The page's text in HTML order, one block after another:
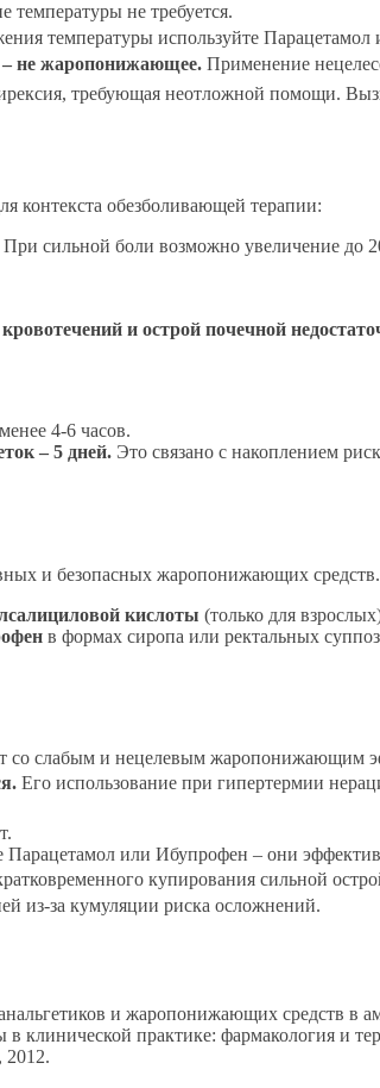
температуры не требуется.
температуры используйте
– не жаропонижающее. Применение
требующая неотложной помощи.
контекста обезболивающей терапии:
При сильной боли возможно увеличение до
и острой почечной
4-6 часов.
– 5 дней. Это связано с накоплением
и безопасных жаропонижающих средств.
кислоты (только для
в формах сиропа или ректальных
со слабым и нецелевым жаропонижающим
Его использование при гипертермии
Парацетамол или Ибупрофен – они
купирования сильной
из-за кумуляции риска осложнений.
и жаропонижающих средств в
в клинической практике: фармакология и
2012.